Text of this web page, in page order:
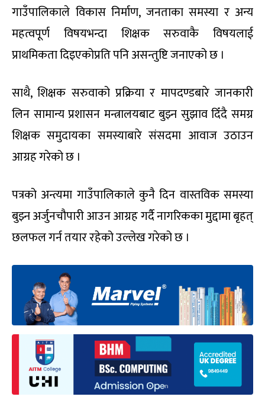
गाउँपालिकाले विकास निर्माण, जनताका समस्या र अन्य
महत्वपूर्ण विषयभन्दा शिक्षक सरुवाकै विषयलाई
प्राथमिकता दिइएकोप्रति पनि असन्तुष्टि जनाएको छ ।
साथै, शिक्षक सरुवाको प्रक्रिया र मापदण्डबारे जानकारी
लिन सामान्य प्रशासन मन्त्रालयबाट बुझ्न सुझाव दिँदै समग्र
शिक्षक समुदायका समस्याबारे संसदमा आवाज उठाउन
आग्रह गरेको छ ।
पत्रको अन्त्यमा गाउँपालिकाले कुनै दिन वास्तविक समस्या
बुझ्न अर्जुनचौपारी आउन आग्रह गर्दै नागरिकका मुद्दामा बृहत्
छलफल गर्न तयार रहेको उल्लेख गरेको छ ।